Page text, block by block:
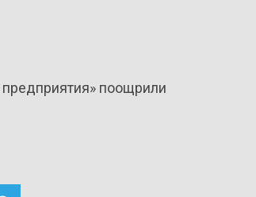
предприятия» поощрили